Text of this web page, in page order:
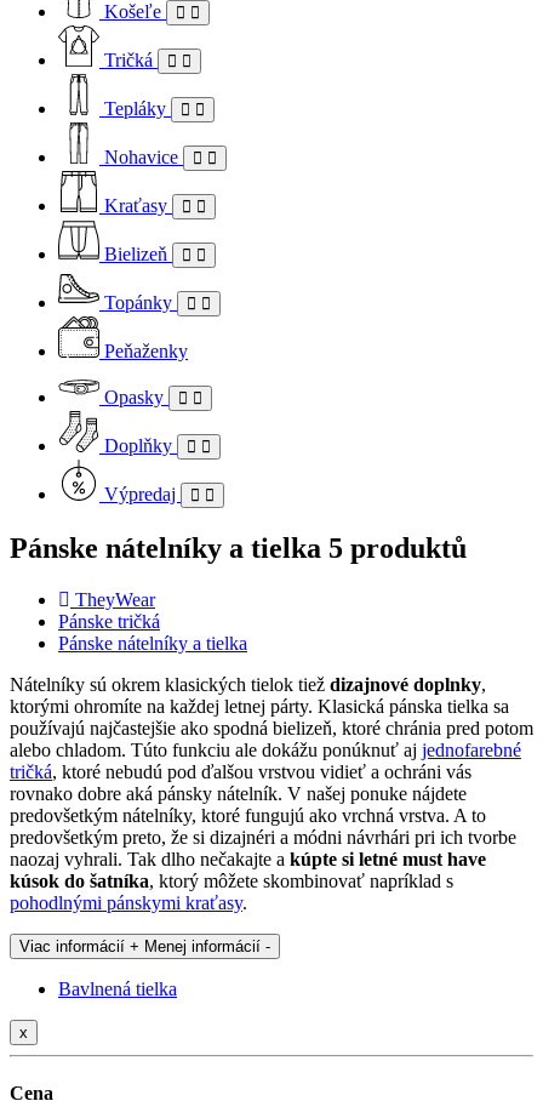
Košeľe
Tričká
Tepláky
Nohavice
Kraťasy
Bielizeň
Topánky
Peňaženky
Opasky
Doplňky
Výpredaj
Pánske nátelníky a tielka 5 produktů
TheyWear
Pánske tričká
Pánske nátelníky a tielka
Nátelníky sú okrem klasických tielok tiež dizajnové doplnky,
ktorými ohromíte na každej letnej párty. Klasická pánska tielka sa
používajú najčastejšie ako spodná bielizeň, ktoré chránia pred potom
alebo chladom. Túto funkciu ale dokážu ponúknuť aj jednofarebné
tričká, ktoré nebudú pod ďalšou vrstvou vidieť a ochráni vás
rovnako dobre aká pánsky nátelník. V našej ponuke nájdete
predovšetkým nátelníky, ktoré fungujú ako vrchná vrstva. A to
predovšetkým preto, že si dizajnéri a módni návrhári pri ich tvorbe
naozaj vyhrali. Tak dlho nečakajte a kúpte si letné must have
kúsok do šatníka, ktorý môžete skombinovať napríklad s
pohodlnými pánskymi kraťasy.
Viac informácií + Menej informácií -
Bavlnená tielka
x
Cena